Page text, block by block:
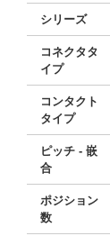
シリーズ
コネクタタ
イプ
コンタクト
タイプ
ピッチ - 嵌
合
ポジション
数